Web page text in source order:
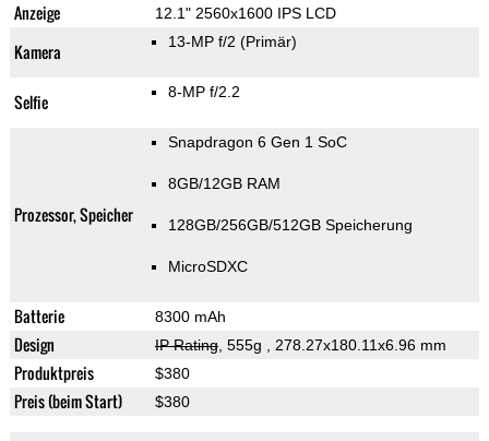
Anzeige 12.1" 2560x1600 IPS LCD
Kamera 13-MP f/2 (Primär)
Selfie 8-MP f/2.2
Prozessor, Speicher
Snapdragon 6 Gen 1 SoC
8GB/12GB RAM
128GB/256GB/512GB Speicherung
MicroSDXC
Batterie 8300 mAh
Design IP Rating, 555g , 278.27x180.11x6.96 mm
Produktpreis $380
Preis (beim Start) $380